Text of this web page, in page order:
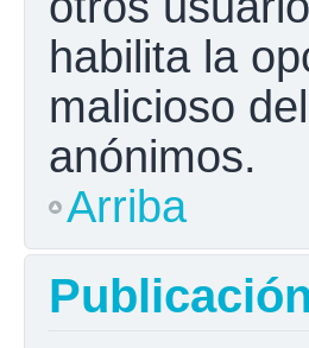
habilita la
malicioso
anónimos.
Arriba